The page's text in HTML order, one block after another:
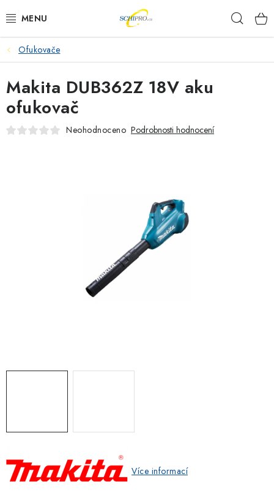
na
AKU NÁŘADÍ
ELEKTRICKÉ NÁŘADÍ
PŘÍSLUŠENSTVÍ
Ofukovače
Více informací
Makita DUB362Z 18V aku
ofukovač
Neohodnoceno Podrobnosti hodnocení